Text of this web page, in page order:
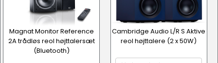
Magnat Monitor Reference
2A trådløs reol højttalersæt
(Bluetooth)
Cambridge Audio L/R S Aktive
reol højttalere (2 x 50W)